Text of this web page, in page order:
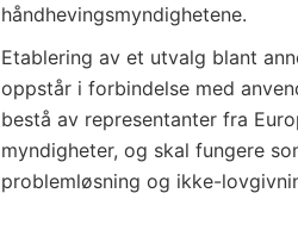
håndhevingsmyndighetene.
Etablering av et utvalg blant
oppstår i forbindelse med
bestå av representanter fra
myndigheter, og skal fungere
problemløsning og ikke-